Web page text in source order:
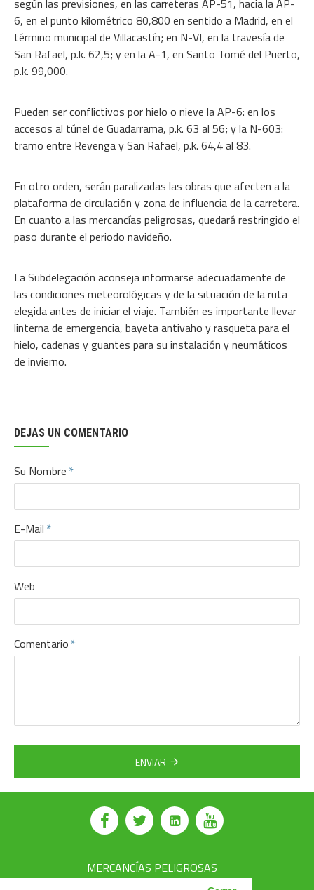
6, en el punto kilométrico 80,800 en sentido a Madrid, en el
término municipal de Villacastín; en N-VI, en la travesía de
San Rafael, p.k. 62,5; y en la A-1, en Santo Tomé del Puerto,
p.k. 99,000.
Pueden ser conflictivos por hielo o nieve la AP-6: en los
accesos al túnel de Guadarrama, p.k. 63 al 56; y la N-603:
tramo entre Revenga y San Rafael, p.k. 64,4 al 83.
En otro orden, serán paralizadas las obras que afecten a la
plataforma de circulación y zona de influencia de la carretera.
En cuanto a las mercancías peligrosas, quedará restringido el
paso durante el periodo navideño.
La Subdelegación aconseja informarse adecuadamente de
las condiciones meteorológicas y de la situación de la ruta
elegida antes de iniciar el viaje. También es importante llevar
linterna de emergencia, bayeta antivaho y rasqueta para el
hielo, cadenas y guantes para su instalación y neumáticos
de invierno.
DEJAS UN COMENTARIO
Su Nombre
E-Mail
Web
Comentario
ENVIAR
MERCANCÍAS PELIGROSAS